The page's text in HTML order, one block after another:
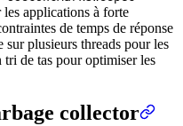
les applications à forte
de temps de réponse
plusieurs threads pour les
tri de tas pour optimiser les
collector